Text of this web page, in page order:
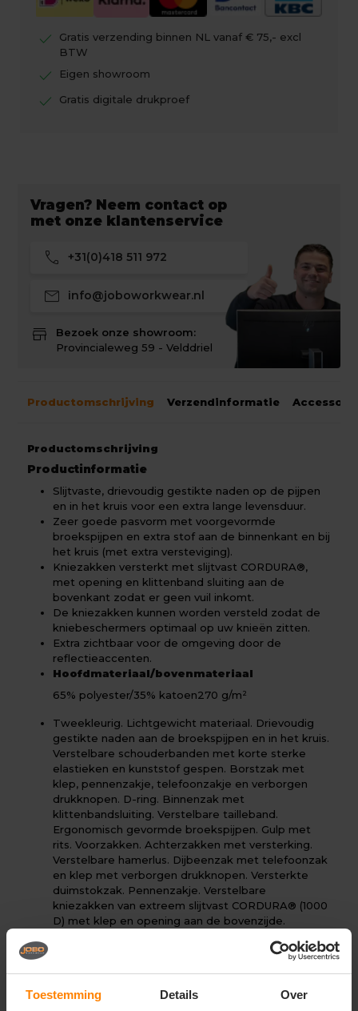
Toestemming Details Over
check
Gratis verzending binnen NL vanaf € 75,- excl
BTW
check Eigen showroom
check Gratis digitale drukproef
Vragen? Neem contact op
met onze klantenservice
call +31(0)418 511 972
mail info@joboworkwear.nl
store
Bezoek onze showroom:
Provincialeweg 59 - Velddriel
Productomschrijving Verzendinformatie
Productomschrijving
Productinformatie
Slijtvaste, drievoudig gestikte naden op de pijpen
en in het kruis voor een extra lange levensduur.
Zeer goede pasvorm met voorgevormde
broekspijpen en extra stof aan de binnenkant en bij
het kruis (met extra versteviging).
Kniezakken versterkt met slijtvast CORDURA®,
met opening en klittenband sluiting aan de
bovenkant zodat er geen vuil inkomt.
De kniezakken kunnen worden versteld zodat de
kniebeschermers optimaal op uw knieën zitten.
Extra zichtbaar voor de omgeving door de
reflectieaccenten.
Hoofdmateriaal/bovenmateriaal
65% polyester/35% katoen270 g/m²
Tweekleurig. Lichtgewicht materiaal. Drievoudig
gestikte naden aan de broekspijpen en in het kruis.
Verstelbare schouderbanden met korte sterke
elastieken en kunststof gespen. Borstzak met
klep, pennenzakje, telefoonzakje en verborgen
drukknopen. D-ring. Binnenzak met
klittenbandsluiting. Verstelbare tailleband.
Ergonomisch gevormde broekspijpen. Gulp met
rits. Voorzakken. Achterzakken met versterking.
Verstelbare hamerlus. Dijbeenzak met telefoonzak
en klep met verborgen drukknopen. Versterkte
duimstokzak. Pennenzakje. Verstelbare
kniezakken van extreem slijtvast CORDURA® (1000
D) met klep en opening aan de bovenzijde.
Onder voorbehoud van productveranderingen.